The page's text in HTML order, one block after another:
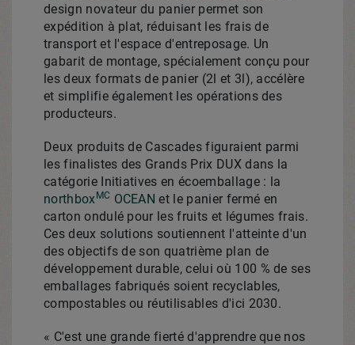
design novateur du panier permet son
expédition à plat, réduisant les frais de
transport et l'espace d'entreposage. Un
gabarit de montage, spécialement conçu pour
les deux formats de panier (2l et 3l), accélère
et simplifie également les opérations des
producteurs.
Deux produits de Cascades figuraient parmi
les finalistes des Grands Prix DUX dans la
catégorie Initiatives en écoemballage : la
northboxMC OCEAN et le panier fermé en
carton ondulé pour les fruits et légumes frais.
Ces deux solutions soutiennent l'atteinte d'un
des objectifs de son quatrième plan de
développement durable, celui où 100 % de ses
emballages fabriqués soient recyclables,
compostables ou réutilisables d'ici 2030.
« C'est une grande fierté d'apprendre que nos